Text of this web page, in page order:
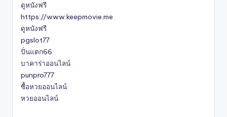
ดูหนังฟรี
https://www.keepmovie.me
ดูหนังฟรี
pgslot77
ปั่นแตก66
บาคาร่าออนไลน์
punpro777
ซื้อหวยออนไลน์
หวยออนไลน์